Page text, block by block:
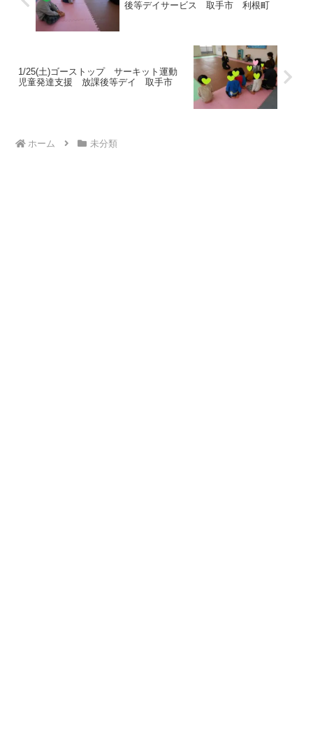
後等デイサービス 取手市 利根町
1/25(土)ゴーストップ サーキット運動
児童発達支援 放課後等デイ 取手市
ホーム 未分類